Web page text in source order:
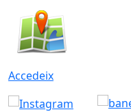
Accedeix